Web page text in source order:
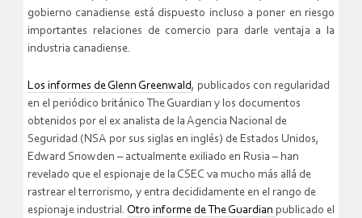
gobierno canadiense está dispuesto incluso a poner en riesgo
importantes relaciones de comercio para darle ventaja a la
industria canadiense.
Los informes de Glenn Greenwald, publicados con regularidad
en el periódico británico The Guardian y los documentos
obtenidos por el ex analista de la Agencia Nacional de
Seguridad (NSA por sus siglas en inglés) de Estados Unidos,
Edward Snowden – actualmente exiliado en Rusia – han
revelado que el espionaje de la CSEC va mucho más allá de
rastrear el terrorismo, y entra decididamente en el rango de
espionaje industrial. Otro informe de The Guardian publicado el